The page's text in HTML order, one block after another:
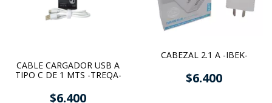
CABLE CARGADOR USB A
TIPO C DE 1 MTS -TREQA-
$6.400
CABEZAL 2.1 A -IBEK-
$6.400